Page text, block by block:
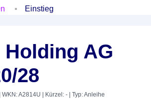
Einstieg
AG
28
| WKN: A2814U | Kürzel: - | Typ: Anleihe